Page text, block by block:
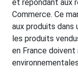
et répondant aux
Commerce. Ce
aux produits dans
les produits
en France